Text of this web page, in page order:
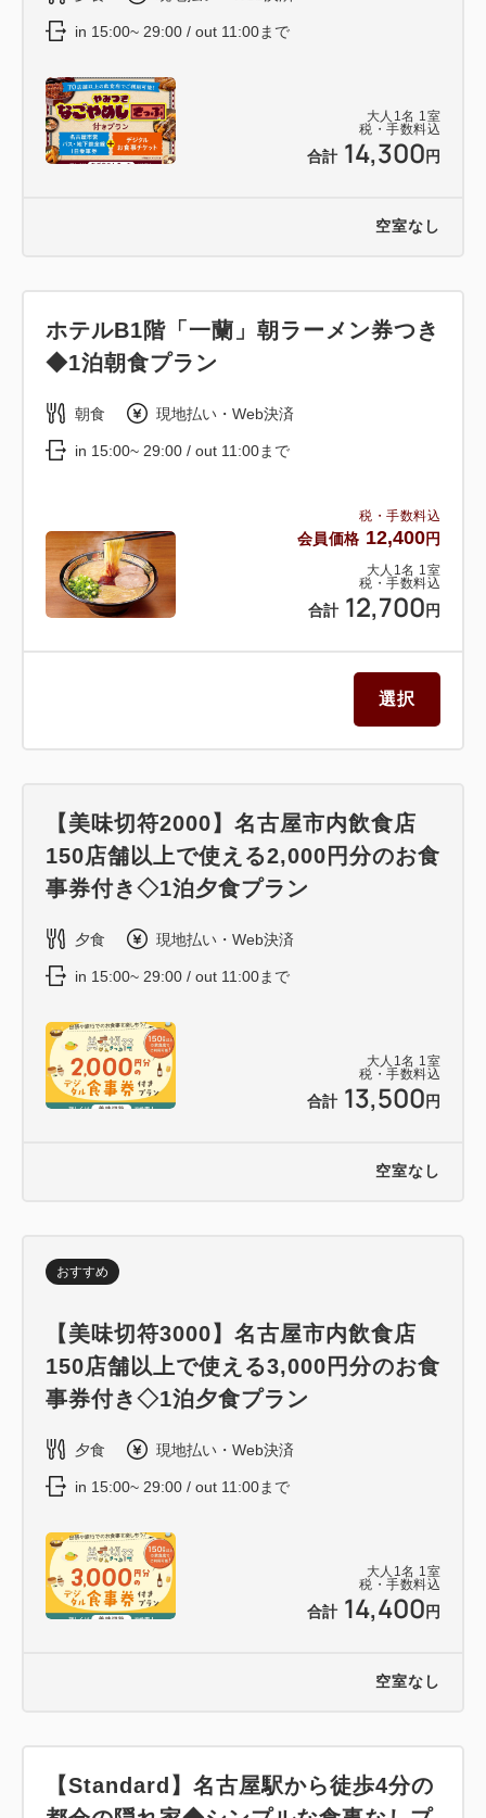
大人 1 名 1 室
税・手数料込
合計 14,300 円
in 15:00~ 29:00 / out 11:00まで
空室なし
税・手数料込
会員価格 12,400円
大人 1 名 1 室
税・手数料込
合計 12,700 円
ホテルB1階「一蘭」朝ラーメン券つき
◆1泊朝食プラン
朝食 現地払い・Web決済
in 15:00~ 29:00 / out 11:00まで
選択
大人 1 名 1 室
税・手数料込
合計 13,500 円
【美味切符2000】名古屋市内飲食店
150店舗以上で使える2,000円分のお食
事券付き◇1泊夕食プラン
夕食 現地払い・Web決済
in 15:00~ 29:00 / out 11:00まで
空室なし
大人 1 名 1 室
税・手数料込
合計 14,400 円
おすすめ
【美味切符3000】名古屋市内飲食店
150店舗以上で使える3,000円分のお食
事券付き◇1泊夕食プラン
夕食 現地払い・Web決済
in 15:00~ 29:00 / out 11:00まで
空室なし
【Standard】名古屋駅から徒歩4分の